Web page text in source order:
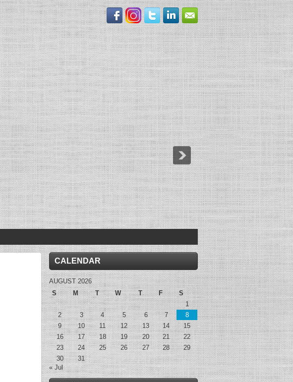
CALENDAR
AUGUST 2026
S
M T W T F
S
1
2
3 4 5 6 7
8
9
10 11 12 13 14
15
16
17 18 19 20 21
22
23
24 25 26 27 28
29
30
31
« Jul